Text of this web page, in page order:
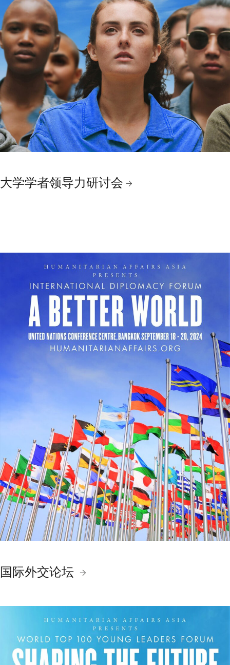
大学学者领导力研讨会
国际外交论坛